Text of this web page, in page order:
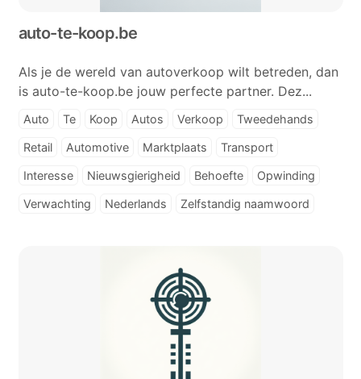
auto-te-koop.be
Als je de wereld van autoverkoop wilt betreden, dan
is auto-te-koop.be jouw perfecte partner. Dez...
Auto Te Koop Autos Verkoop Tweedehands
Retail Automotive Marktplaats Transport
Interesse Nieuwsgierigheid Behoefte Opwinding
Verwachting Nederlands Zelfstandig naamwoord